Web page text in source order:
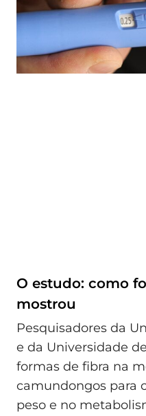
O estudo: como
mostrou
Pesquisadores da
e da Universidade
formas de fibra na
camundongos para
peso e no